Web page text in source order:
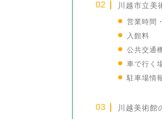
川越市立美
営業時間
入館料
公共交通
車で行く
駐車場情
川越美術館